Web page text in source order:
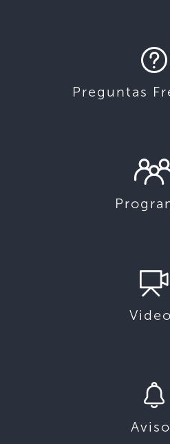
Preguntas